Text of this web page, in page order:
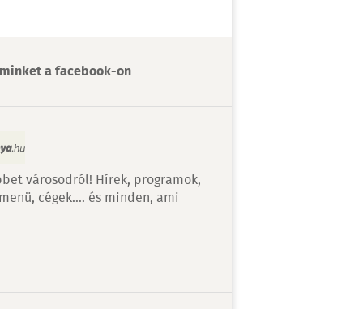
a facebook-on
városodról! Hírek, programok,
cégek…. és minden, ami